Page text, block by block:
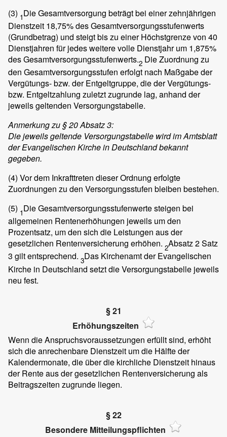
(3) 1Die Gesamtversorgung beträgt bei einer zehnjährigen
Dienstzeit 18,75% des Gesamtversorgungsstufenwerts
(Grundbetrag) und steigt bis zu einer Höchstgrenze von 40
Dienstjahren für jedes weitere volle Dienstjahr um 1,875%
des Gesamtversorgungsstufenwerts.2 Die Zuordnung zu
den Gesamtversorgungsstufen erfolgt nach Maßgabe der
Vergütungs- bzw. der Entgeltgruppe, die der Vergütungs-
bzw. Entgeltzahlung zuletzt zugrunde lag, anhand der
jeweils geltenden Versorgungstabelle.
Anmerkung zu § 20 Absatz 3:
Die jeweils geltende Versorgungstabelle wird im Amtsblatt
der Evangelischen Kirche in Deutschland bekannt
gegeben.
(4) Vor dem Inkrafttreten dieser Ordnung erfolgte
Zuordnungen zu den Versorgungsstufen bleiben bestehen.
(5) 1Die Gesamtversorgungsstufenwerte steigen bei
allgemeinen Rentenerhöhungen jeweils um den
Prozentsatz, um den sich die Leistungen aus der
gesetzlichen Rentenversicherung erhöhen. 2Absatz 2 Satz
3 gilt entsprechend. 3Das Kirchenamt der Evangelischen
Kirche in Deutschland setzt die Versorgungstabelle jeweils
neu fest.
§ 21
Erhöhungszeiten
Wenn die Anspruchsvoraussetzungen erfüllt sind, erhöht
sich die anrechenbare Dienstzeit um die Hälfte der
Kalendermonate, die über die kirchliche Dienstzeit hinaus
der Rente aus der gesetzlichen Rentenversicherung als
Beitragszeiten zugrunde liegen.
§ 22
Besondere Mitteilungspflichten